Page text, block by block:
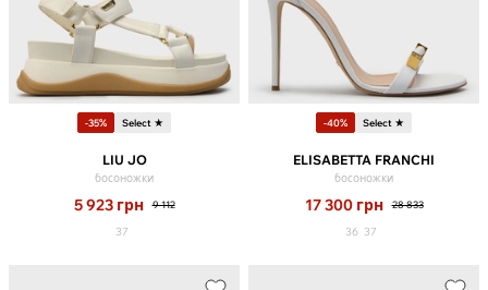
-35% Select ★
LIU JO
босоножки
5 923 грн 9 112
37
-40% Select ★
ELISABETTA FRANCHI
босоножки
17 300 грн 28 833
36 37